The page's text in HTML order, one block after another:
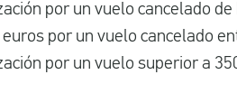
por un vuelo cancelado
por un vuelo cancelado
por un vuelo superior a